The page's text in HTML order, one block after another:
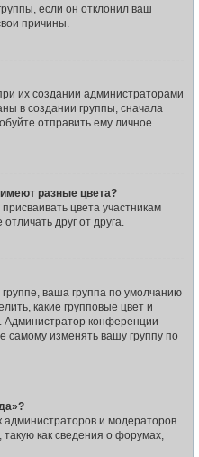
если он отклонил ваш
причины.
их создании администраторами
в создании группы, сначала
отправить ему личное
разные цвета?
цвета участникам
друг от друга.
ваша группа по умолчанию
какие групповые цвет и
конференции
самому изменять вашу группу по
администраторов и модераторов
как сведения о форумах,